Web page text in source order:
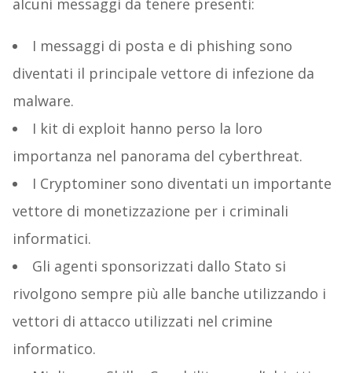
alcuni messaggi da tenere presenti:
I messaggi di posta e di phishing sono
diventati il ​​principale vettore di infezione da
malware.
I kit di exploit hanno perso la loro
importanza nel panorama del cyberthreat.
I Cryptominer sono diventati un importante
vettore di monetizzazione per i criminali
informatici.
Gli agenti sponsorizzati dallo Stato si
rivolgono sempre più alle banche utilizzando i
vettori di attacco utilizzati nel crimine
informatico.